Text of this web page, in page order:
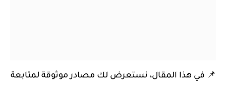
📌 في هذا المقال، نستعرض لك مصادر موثوقة لمتابعة